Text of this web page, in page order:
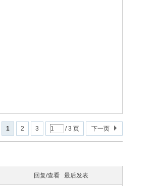
1 2 3 / 3 页 下一页
回复/查看 最后发表